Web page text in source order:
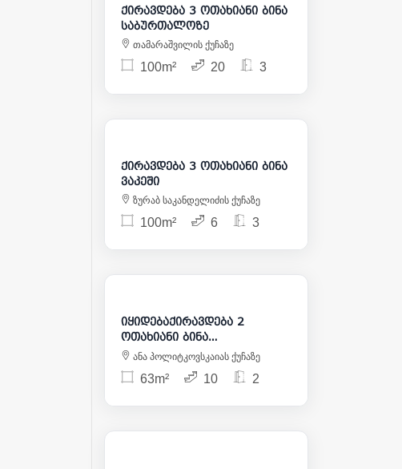
ქირავდება 3 ოთახიანი ბინა
საბურთალოზე
თამარაშვილის ქუჩაზე
100m² 20 3
1 500
ქირავდება 3 ოთახიანი ბინა
ვაკეში
ზურაბ საკანდელიძის ქუჩაზე
100m² 6 3
168 000
იყიდებაქირავდება 2
ოთახიანი ბინა
საბურთალოზე
ანა პოლიტკოვსკაიას ქუჩაზე
63m² 10 2
1 250